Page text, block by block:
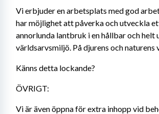
Vi erbjuder en arbetsplats med god
har möjlighet att påverka och utveckla
annorlunda lantbruk i en hållbar och helt
världsarvsmiljö. På djurens och naturens
Känns detta lockande?
ÖVRIGT:
Vi är även öppna för extra inhopp vid